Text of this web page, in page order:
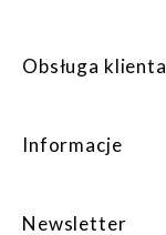
Obsługa klienta
Informacje
Newsletter